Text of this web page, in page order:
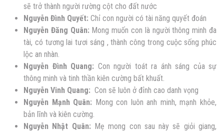
sẽ trở thành người rường cột cho đất nước
Nguyễn Đình Quyết: Chỉ con người có tài năng quyết đoán
Nguyễn Đăng Quân: Mong muốn con là người thông minh đa
tài, có tương lai tươi sáng , thành công trong cuộc sống phúc
lộc an nhàn.
Nguyễn Đình Quang: Con người toát ra ánh sáng của sự
thông minh và tinh thần kiên cường bất khuất.
Nguyễn Vinh Quang: Con sẽ luôn ở đỉnh cao danh vọng
Nguyễn Mạnh Quân: Mong con luôn anh minh, mạnh khỏe,
bản lĩnh và kiên cường.
Nguyễn Nhật Quân: Mẹ mong con sau này sẽ giỏi giang,